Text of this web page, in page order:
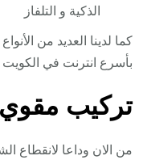
الذكية و التلفاز
كما لدينا العديد من
بأسرع انترنت في الكويت
تركيب
من الان وداعا لانقطاع